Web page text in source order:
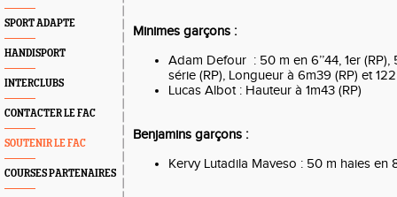
SPORT ADAPTE
HANDISPORT
INTERCLUBS
CONTACTER LE FAC
SOUTENIR LE FAC
COURSES PARTENAIRES
Minimes garçons :
Adam Defour : 50 m en 6’’44, 1er
série (RP), Longueur à 6m39 (RP) et
Lucas Albot : Hauteur à 1m43 (RP)
Benjamins garçons :
Kervy Lutadila Maveso : 50 m haies en